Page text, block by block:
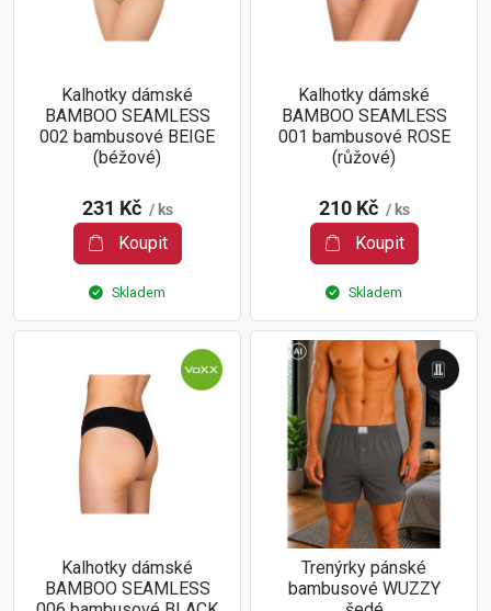
Kalhotky dámské
BAMBOO SEAMLESS
002 bambusové BEIGE
(béžové)
231 Kč / ks
Koupit
Skladem
Kalhotky dámské
BAMBOO SEAMLESS
001 bambusové ROSE
(růžové)
210 Kč / ks
Koupit
Skladem
Kalhotky dámské
BAMBOO SEAMLESS
Trenýrky pánské
bambusové WUZZY